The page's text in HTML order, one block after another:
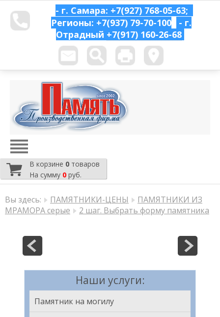
- г. Самара: +7(927) 768-05-63;
Регионы: +7(937) 79-70-100
- г.
Отрадный +7(917) 160-26-68
В корзине 0 товаров
На сумму 0 руб.
Вы здесь: ПАМЯТНИКИ-ЦЕНЫ
ПАМЯТНИКИ ИЗ
МРАМОРА серые
2 шаг. Выбрать форму памятника
Наши услуги:
Памятник на могилу